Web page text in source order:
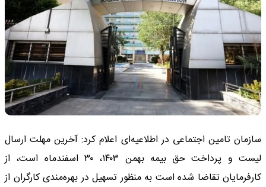
سازمان تامین اجتماعی در اطلاعیه‌ای اعلام کرد: آخرین مهلت ارسال
لیست و پرداخت حق بیمه بهمن ۱۴۰۳، ۳۰ اسفندماه است، از
کارفرمایان تقاضا شده است به منظور تسهیل در بهره‌مندی کارگران از